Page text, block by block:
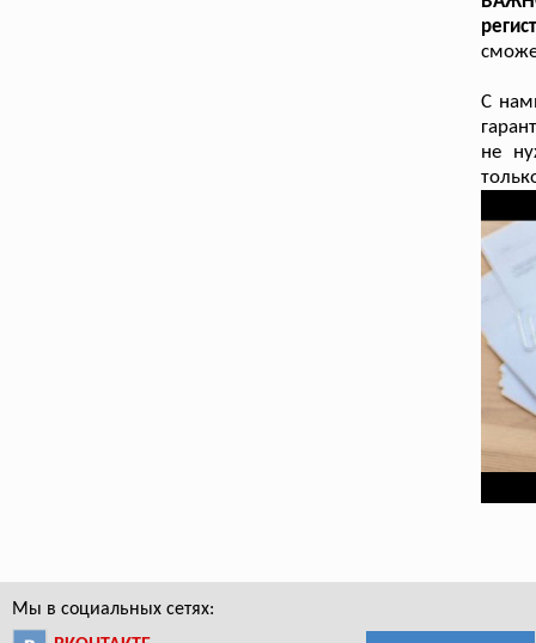
С
не
Мы в социальных сетях: